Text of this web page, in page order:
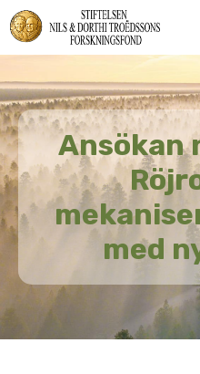
Hoppa
till
innehåll
Ansökan
med